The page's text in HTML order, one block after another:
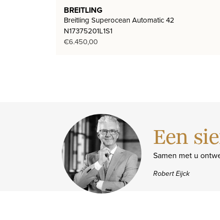
BREITLING
Breitling Superocean Automatic 42
N17375201L1S1
€6.450,00
Een
Samen met u
Robert Eijck